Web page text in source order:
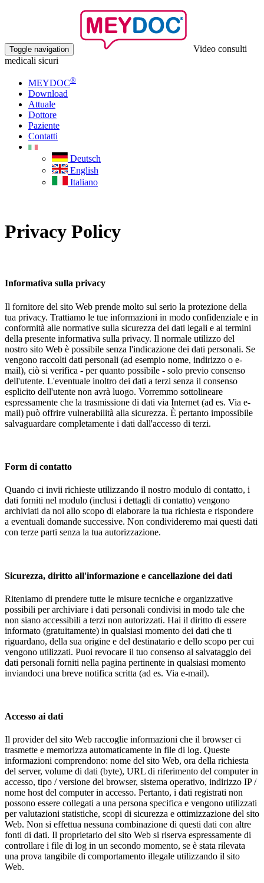
Toggle navigation
Video consulti
medicali sicuri
MEYDOC®
Download
Attuale
Dottore
Paziente
Contatti
Deutsch
English
Italiano
Privacy Policy
Informativa sulla privacy
Il fornitore del sito Web prende molto sul serio la protezione della
tua privacy. Trattiamo le tue informazioni in modo confidenziale e in
conformità alle normative sulla sicurezza dei dati legali e ai termini
della presente informativa sulla privacy. Il normale utilizzo del
nostro sito Web è possibile senza l'indicazione dei dati personali. Se
vengono raccolti dati personali (ad esempio nome, indirizzo o e-
mail), ciò si verifica - per quanto possibile - solo previo consenso
dell'utente. L'eventuale inoltro dei dati a terzi senza il consenso
esplicito dell'utente non avrà luogo. Vorremmo sottolineare
espressamente che la trasmissione di dati via Internet (ad es. Via e-
mail) può offrire vulnerabilità alla sicurezza. È pertanto impossibile
salvaguardare completamente i dati dall'accesso di terzi.
Form di contatto
Quando ci invii richieste utilizzando il nostro modulo di contatto, i
dati forniti nel modulo (inclusi i dettagli di contatto) vengono
archiviati da noi allo scopo di elaborare la tua richiesta e rispondere
a eventuali domande successive. Non condivideremo mai questi dati
con terze parti senza la tua autorizzazione.
Sicurezza, diritto all'informazione e cancellazione dei dati
Riteniamo di prendere tutte le misure tecniche e organizzative
possibili per archiviare i dati personali condivisi in modo tale che
non siano accessibili a terzi non autorizzati. Hai il diritto di essere
informato (gratuitamente) in qualsiasi momento dei dati che ti
riguardano, della sua origine e del destinatario e dello scopo per cui
vengono utilizzati. Puoi revocare il tuo consenso al salvataggio dei
dati personali forniti nella pagina pertinente in qualsiasi momento
inviandoci una breve notifica scritta (ad es. Via e-mail).
Accesso ai dati
Il provider del sito Web raccoglie informazioni che il browser ci
trasmette e memorizza automaticamente in file di log. Queste
informazioni comprendono: nome del sito Web, ora della richiesta
del server, volume di dati (byte), URL di riferimento del computer in
accesso, tipo / versione del browser, sistema operativo, indirizzo IP /
nome host del computer in accesso. Pertanto, i dati registrati non
possono essere collegati a una persona specifica e vengono utilizzati
per valutazioni statistiche, scopi di sicurezza e ottimizzazione del sito
Web. Non si effettua nessuna combinazione di questi dati con altre
fonti di dati. Il proprietario del sito Web si riserva espressamente di
controllare i file di log in un secondo momento, se è stata rilevata
una prova tangibile di comportamento illegale utilizzando il sito
Web.